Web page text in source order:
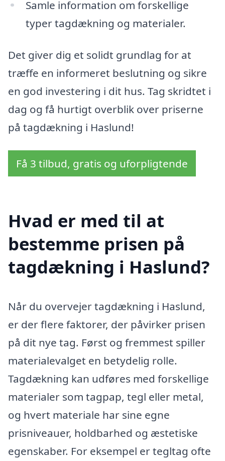
Samle information om forskellige
typer tagdækning og materialer.
Det giver dig et solidt grundlag for at
træffe en informeret beslutning og sikre
en god investering i dit hus. Tag skridtet i
dag og få hurtigt overblik over priserne
på tagdækning i Haslund!
Få 3 tilbud, gratis og uforpligtende
Hvad er med til at
bestemme prisen på
tagdækning i Haslund?
Når du overvejer tagdækning i Haslund,
er der flere faktorer, der påvirker prisen
på dit nye tag. Først og fremmest spiller
materialevalget en betydelig rolle.
Tagdækning kan udføres med forskellige
materialer som tagpap, tegl eller metal,
og hvert materiale har sine egne
prisniveauer, holdbarhed og æstetiske
egenskaber. For eksempel er tegltag ofte